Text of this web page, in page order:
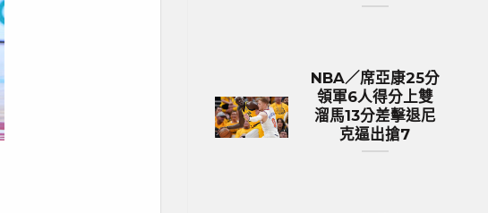
NBA／席亞康25分
領軍6人得分上雙
溜馬13分差擊退尼
克逼出搶7